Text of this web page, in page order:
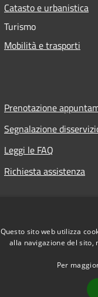
Catasto e urbanistica
Turismo
Mobilità e trasporti
Prenotazione
Segnalazione
Leggi le FAQ
Richiesta assistenza
Questo sito web utilizza
alla navigazione del sito,
Per